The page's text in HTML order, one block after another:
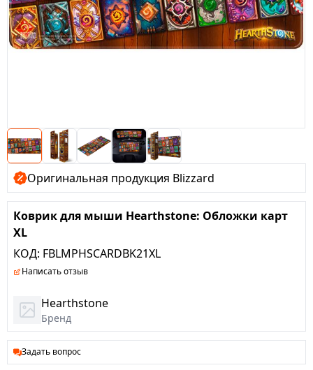
Оригинальная продукция Blizzard
Коврик для мыши Hearthstone: Обложки карт
XL
КОД: FBLMPHSCARDBK21XL
Написать отзыв
Hearthstone
Бренд
Задать вопрос